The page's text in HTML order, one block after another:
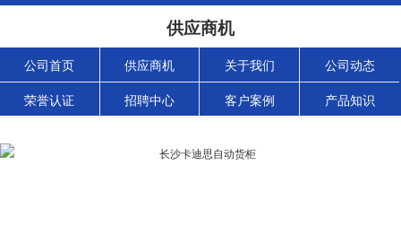
供应商机
公司首页 供应商机 关于我们 公司动态
荣誉认证 招聘中心 客户案例 产品知识